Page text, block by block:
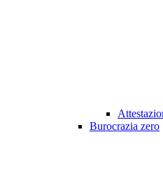
Burocrazia zero